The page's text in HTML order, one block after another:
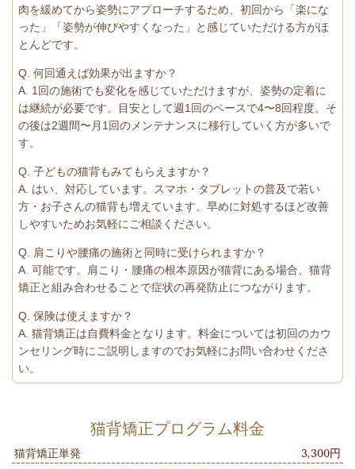
肉を緩めてから姿勢にアプローチするため、初回から「楽にな
った」「姿勢が伸びやすくなった」と感じていただける方がほ
とんどです。
Q. 何回通えば効果が出ますか？
A. 1回の施術でも変化を感じていただけますが、姿勢の定着に
は継続が必要です。目安として週1回のペースで4〜8回程度。そ
の後は2週間〜月1回のメンテナンスに移行していく方が多いで
す。
Q. 子どもの猫背もみてもらえますか？
A. はい、対応しています。スマホ・タブレットの普及で若い
方・お子さんの猫背も増えています。早めに対処するほど改善
しやすいためお気軽にご相談ください。
Q. 肩こりや腰痛の施術と同時に受けられますか？
A. 可能です。肩こり・腰痛の根本原因が猫背にある場合、猫背
矯正と組み合わせることで症状の再発防止につながります。
Q. 保険は使えますか？
A. 猫背矯正は自費料金となります。料金については初回のカウ
ンセリング時にご説明しますのでお気軽にお問い合わせくださ
い。
猫背矯正プログラム料金
猫背矯正単発 3,300円